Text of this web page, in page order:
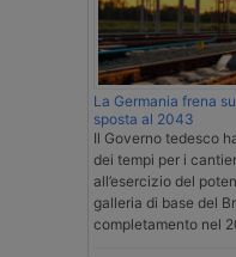
La Germania frena
sposta al 2043
Il Governo tedesco
dei tempi per i
all’esercizio del
galleria di base del
completamento nel